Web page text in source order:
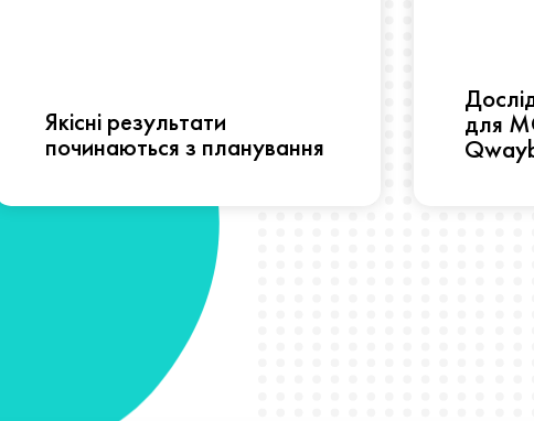
Якісні результати
починаються з планування
для